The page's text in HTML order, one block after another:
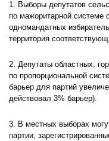
1. Выборы депутатов
по мажоритарной системе
одномандатных
территория
2. Депутаты областных,
по пропорциональной
барьер для партий
действовал 3% барьер).
3. В местных выборах
партии,